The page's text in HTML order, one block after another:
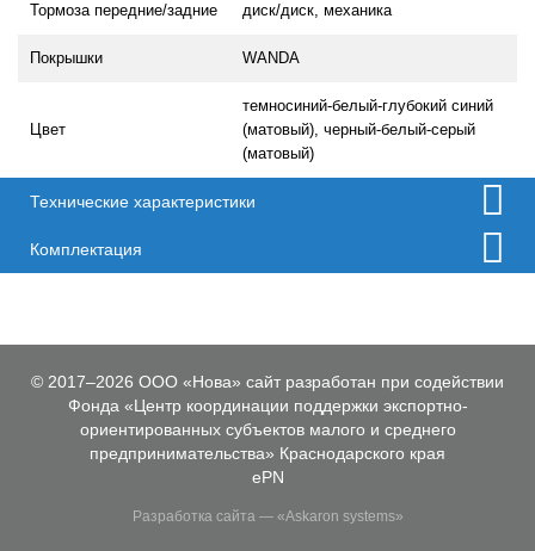
Тормоза передние/задние диск/диск, механика
Покрышки WANDA
Цвет
темносиний-белый-глубокий синий
(матовый), черный-белый-серый
(матовый)
Технические характеристики
Комплектация
© 2017–2026 ООО «Нова» сайт разработан при содействии
Фонда «Центр координации поддержки экспортно-
ориентированных субъектов малого и среднего
предпринимательства» Краснодарского края
ePN
Разработка сайта — «Askaron systems»